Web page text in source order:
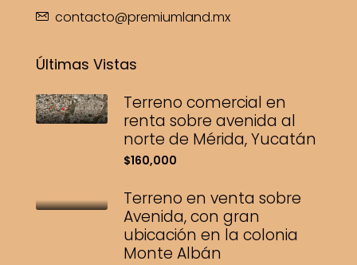
contacto@premiumland.mx
Últimas Vistas
Terreno comercial en
renta sobre avenida al
norte de Mérida, Yucatán
$160,000
Terreno en venta sobre
Avenida, con gran
ubicación en la colonia
Monte Albán